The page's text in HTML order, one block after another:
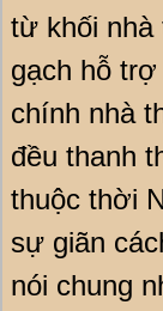
từ khối nhà
gạch hỗ
chính nhà
đều thanh
thuộc thời
sự giãn
nói chung